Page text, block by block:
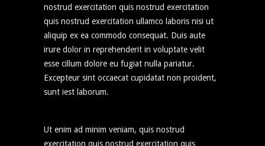
nostrud exercitation quis nostrud exercitation
quis nostrud exercitation ullamco laboris nisi ut
aliquip ex ea commodo consequat. Duis aute
irure dolor in reprehenderit in voluptate velit
esse cillum dolore eu fugiat nulla pariatur.
Excepteur sint occaecat cupidatat non proident,
sunt iest laborum.
Ut enim ad minim veniam, quis nostrud
exercitation quis nostrud exercitation quis